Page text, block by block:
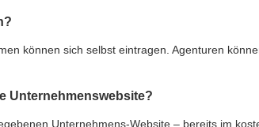
können sich selbst eintragen. Agenturen
Unternehmenswebsite?
Unternehmens-Website – bereits im